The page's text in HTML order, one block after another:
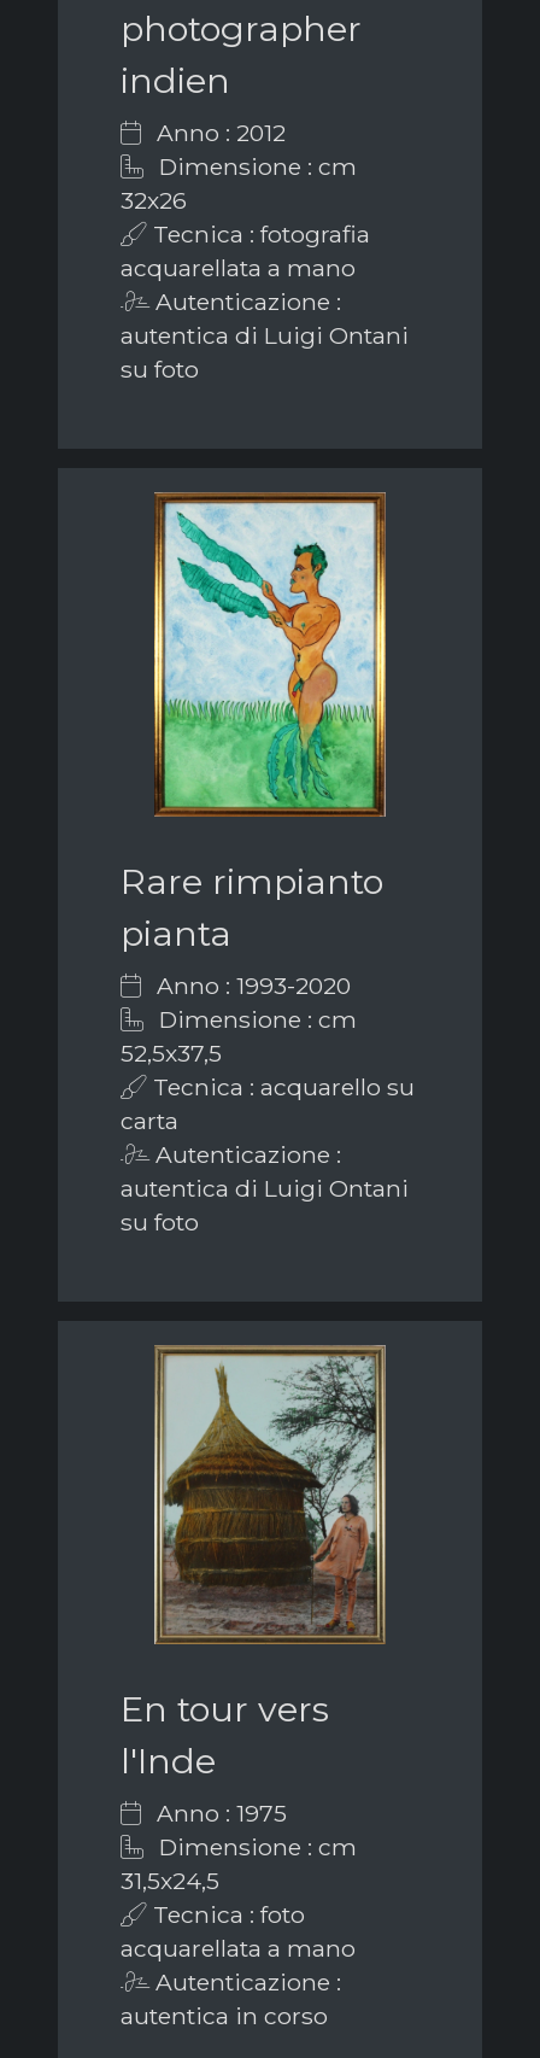
photographer
indien
Anno : 2012
Dimensione : cm
32x26
Tecnica : fotografia
acquarellata a mano
Autenticazione :
autentica di Luigi Ontani
su foto
Rare rimpianto
pianta
Anno : 1993-2020
Dimensione : cm
52,5x37,5
Tecnica : acquarello su
carta
Autenticazione :
autentica di Luigi Ontani
su foto
En tour vers
l'Inde
Anno : 1975
Dimensione : cm
31,5x24,5
Tecnica : foto
acquarellata a mano
Autenticazione :
autentica in corso